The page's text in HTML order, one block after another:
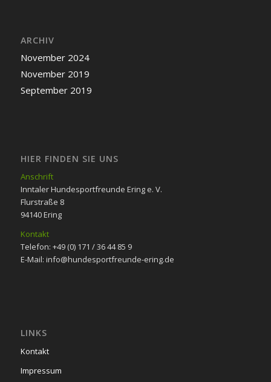
ARCHIV
November 2024
November 2019
September 2019
HIER FINDEN SIE UNS
Anschrift
Inntaler Hundesportfreunde Ering e. V.
Flurstraße 8
94140 Ering
Kontakt
Telefon: +49 (0) 171 / 36 44 85 9
E-Mail: info@hundesportfreunde-ering.de
LINKS
Kontakt
Impressum